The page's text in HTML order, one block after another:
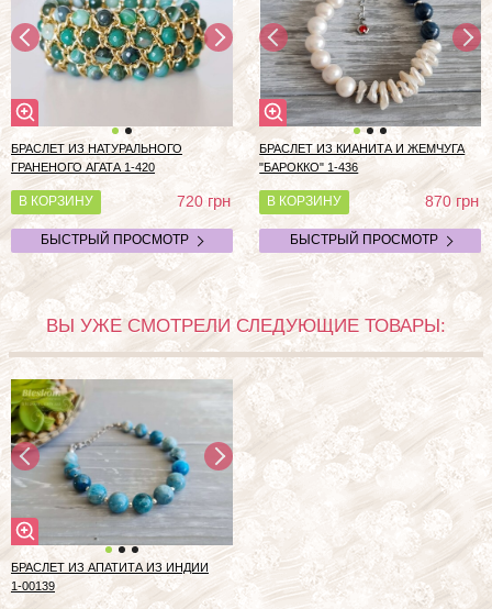
БРАСЛЕТ ИЗ НАТУРАЛЬНОГО
ГРАНЕНОГО АГАТА 1-420
В КОРЗИНУ 720грн
БЫСТРЫЙ ПРОСМОТР
БРАСЛЕТ ИЗ КИАНИТА И ЖЕМЧУГА
"БАРОККО" 1-436
В КОРЗИНУ 870грн
БЫСТРЫЙ ПРОСМОТР
ВЫ УЖЕ СМОТРЕЛИ СЛЕДУЮЩИЕ ТОВАРЫ:
БРАСЛЕТ ИЗ АПАТИТА ИЗ ИНДИИ
1-00139